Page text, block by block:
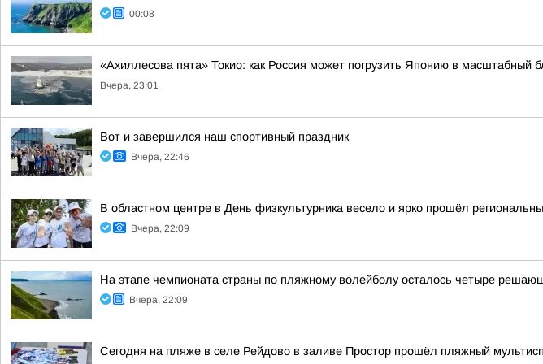
00:08
«Ахиллесова пята» Токио: как Россия может погрузить Японию в масштабный
Вчера, 23:01
Вот и завершился наш спортивный праздник
Вчера, 22:46
В областном центре в День физкультурника весело и ярко прошёл
Вчера, 22:09
На этапе чемпионата страны по пляжному волейболу осталось четыре
Вчера, 22:09
Сегодня на пляже в селе Рейдово в заливе Простор прошёл пляжный